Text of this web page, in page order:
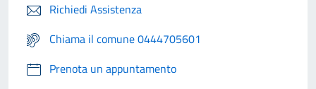
Richiedi Assistenza
Chiama il comune 0444705601
Prenota un appuntamento